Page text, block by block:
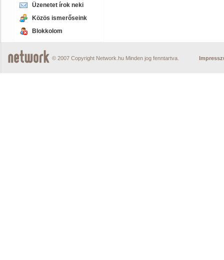
Üzenetet írok neki
Közös ismerőseink
Blokkolom
© 2007 Copyright Network.hu Minden jog fenntartva.